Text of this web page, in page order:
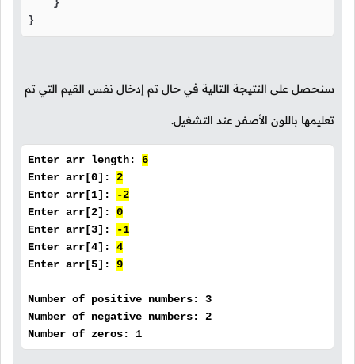
}
سنحصل على النتيجة التالية في حال تم إدخال نفس القيم التي تم
تعليمها باللون الأصفر عند التشغيل.
Enter arr length: 6
Enter arr[0]: 2
Enter arr[1]:
-2
Enter arr[2]: 0
Enter arr[3]:
-1
Enter arr[4]: 4
Enter arr[5]: 9
Number of positive numbers: 3
Number of negative numbers: 2
Number of zeros: 1